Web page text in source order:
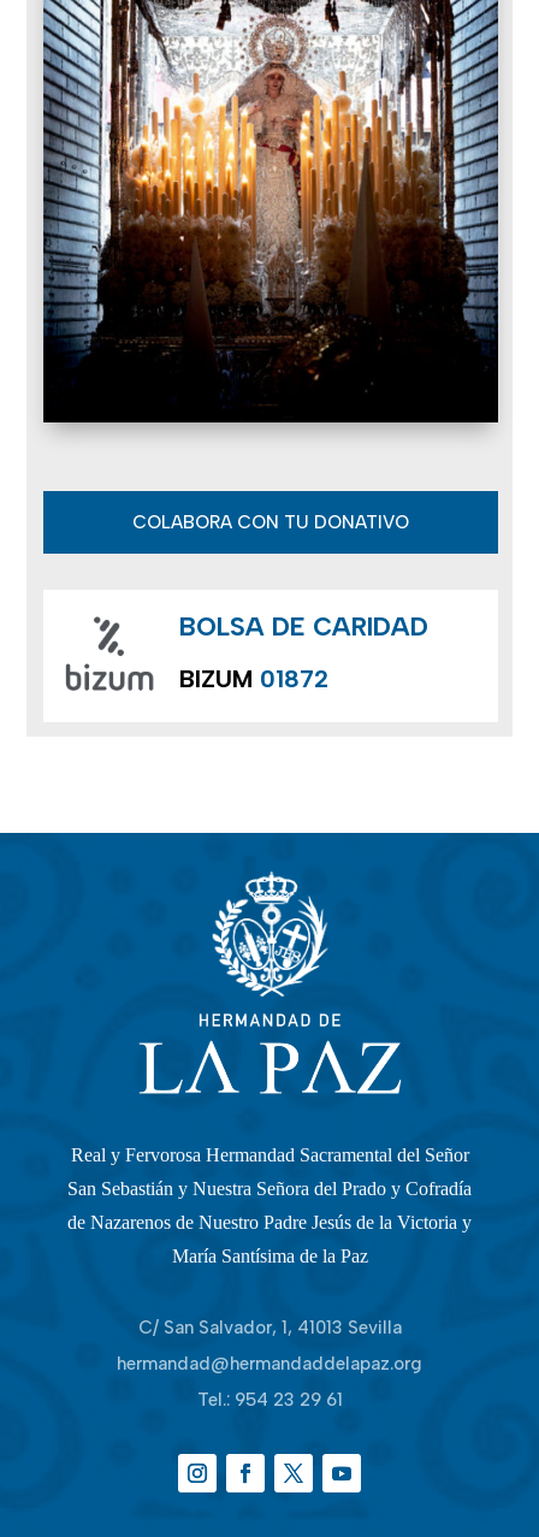
COLABORA CON TU DONATIVO
BOLSA DE CARIDAD
BIZUM 01872
Real y Fervorosa Hermandad Sacramental del Señor
San Sebastián y Nuestra Señora del Prado y Cofradía
de Nazarenos de Nuestro Padre Jesús de la Victoria y
María Santísima de la Paz
C/ San Salvador, 1, 41013 Sevilla
hermandad@hermandaddelapaz.org
Tel.: 954 23 29 61